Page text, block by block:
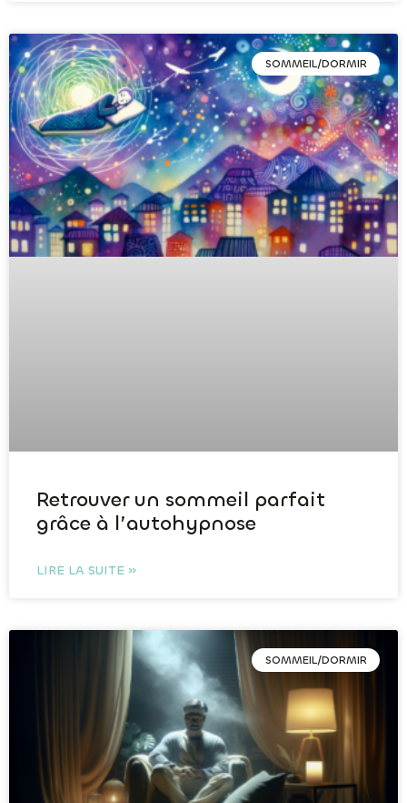
SOMMEIL/DORMIR
Retrouver un sommeil parfait
grâce à l’autohypnose
LIRE LA SUITE »
SOMMEIL/DORMIR